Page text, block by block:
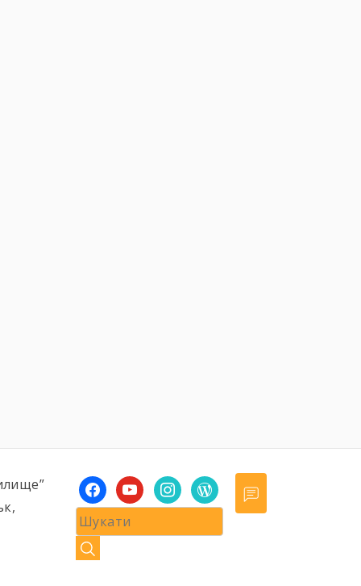
facebookyoutubeinstagramwordpress